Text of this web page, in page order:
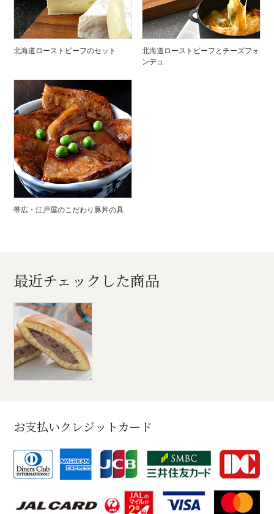
北海道ローストビーフのセット
北海道ローストビーフとチーズフォ
ンデュ
帯広・江戸屋のこだわり豚丼の具
最近チェックした商品
お支払いクレジットカード